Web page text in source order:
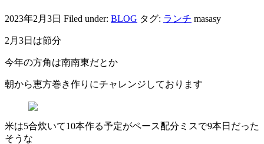
2023年2月3日 Filed under: BLOG タグ: ランチ masasy
2月3日は節分
今年の方角は南南東だとか
朝から恵方巻き作りにチャレンジしております
米は5合炊いて10本作る予定がペース配分ミスで9本日だった
そうな